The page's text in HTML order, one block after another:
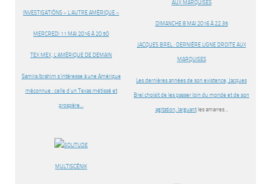
INVESTIGATIÔNS « L’AUTRE AMÉRIQUE »
MERCREDI 11 MAI 2016 À 20.50
TEX MEX, L’AMÉRIQUE DE DEMAIN
Samira Ibrahim s’intéresse à une Amérique
méconnue : celle d’un Texas métissé et
prospère…
DIMANCHE 8 MAI 2016 À 22.35
JACQUES BREL : DERNIÈRE LIGNE DROITE AUX
MARQUISES
Les dernières années de son existence, Jacques
Brel choisit de les passer loin du monde et de son
agitation, larguantles amarres…
MULTISCÉNIK